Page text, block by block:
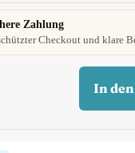
Zahlung
Checkout und klare
In